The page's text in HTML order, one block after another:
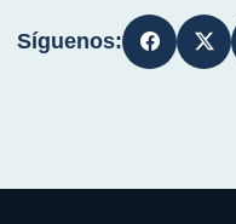
Síguenos: